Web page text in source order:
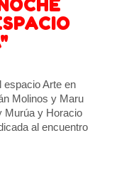
espacio Arte en
Molinos y Maru
Murúa y Horacio
al encuentro